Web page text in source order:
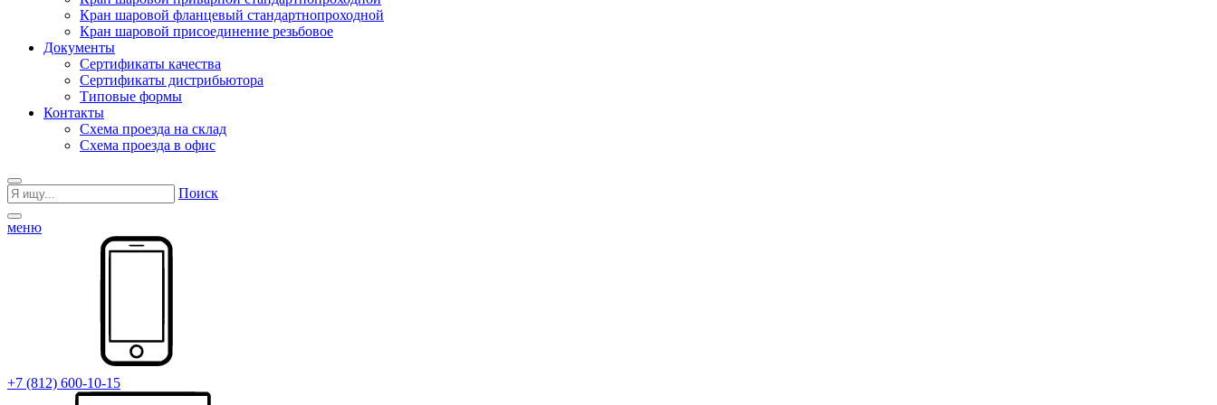
Кран шаровой фланцевый стандартнопроходной
Кран шаровой присоединение резьбовое
Документы
Сертификаты качества
Сертификаты дистрибьютора
Типовые формы
Контакты
Схема проезда на склад
Схема проезда в офис
Поиск
меню
+7 (812) 600-10-15